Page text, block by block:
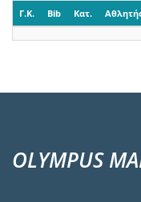
Γ.Κ. Bib Κατ.
OLYMPUS